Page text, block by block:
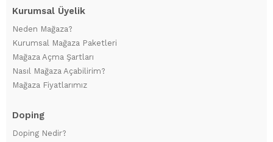
Kurumsal Üyelik
Neden Mağaza?
Kurumsal Mağaza Paketleri
Mağaza Açma Şartları
Nasıl Mağaza Açabilirim?
Mağaza Fiyatlarımız
Doping
Doping Nedir?